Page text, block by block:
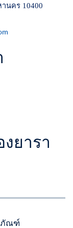
นคร 10400
ยารา
ภัณฑ์